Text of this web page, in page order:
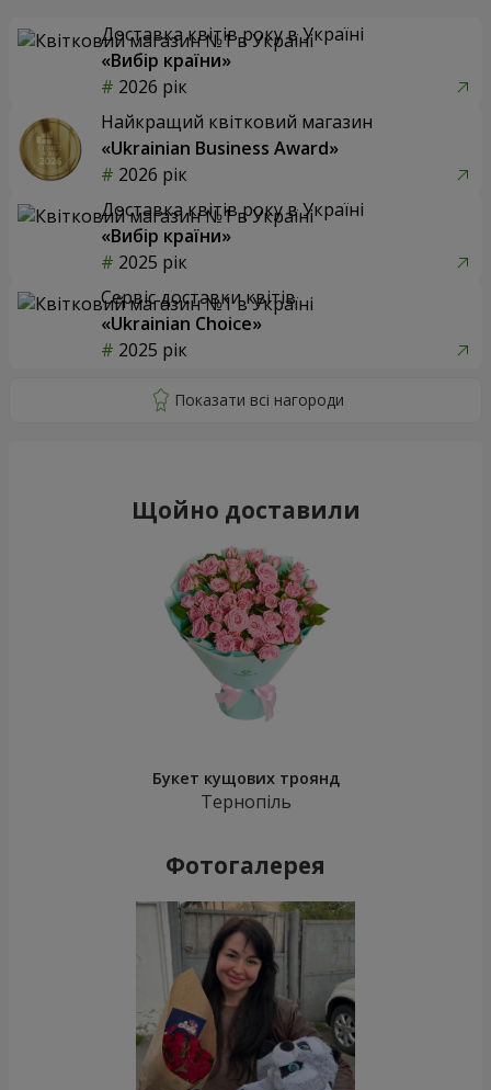
Доставка квітів року в Україні
«Вибір країни»
2026 рік
Найкращий квітковий магазин
«Ukrainian Business Award»
2026 рік
Доставка квітів року в Україні
«Вибір країни»
2025 рік
Сервіс доставки квітів
«Ukrainian Choice»
2025 рік
Щойно доставили
Букет кущових троянд
Тернопіль
Фотогалерея